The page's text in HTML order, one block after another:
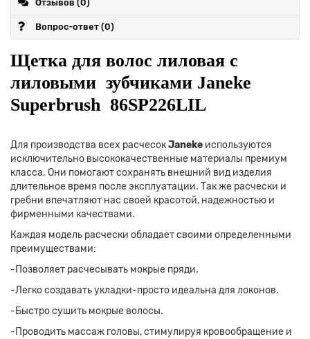
Отзывов (0)
Вопрос-ответ (0)
Щетка для волос лиловая с
лиловыми зубчиками Janeke
Superbrush 86SP226LIL
Для производства всех расчесокJaneke используются
исключительно высококачественные материалы премиум
класса. Они помогают сохранять внешний вид изделия
длительное время после эксплуатации. Так же расчески и
гребни впечатляют нас своей красотой, надежностью и
фирменными качествами.
Каждая модель расчески обладает своими определенными
преимуществами:
-Позволяет расчесывать мокрые пряди.
-Легко создавать укладки-просто идеальна для локонов.
-Быстро сушить мокрые волосы.
-Проводить массаж головы, стимулируя кровообращение и